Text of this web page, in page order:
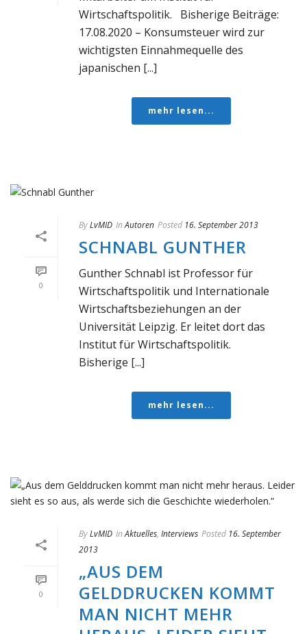
Wirtschaftspolitik. Bisherige Beiträge:
17.08.2020 – Konsumsteuer wird zur
wichtigsten Einnahmequelle des
japanischen [...]
mehr lesen...
0
ByLvMID In Autoren Posted 16. September 2013
SCHNABL GUNTHER
Gunther Schnabl ist Professor für
Wirtschaftspolitik und Internationale
Wirtschaftsbeziehungen an der
Universität Leipzig. Er leitet dort das
Institut für Wirtschaftspolitik.
Bisherige [...]
mehr lesen...
0
ByLvMID In Aktuelles, Interviews Posted 16. September
2013
„AUS DEM
GELDDRUCKEN KOMMT
MAN NICHT MEHR